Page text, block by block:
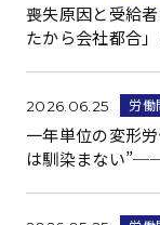
喪失原因と受給
たから会社都合
2026.06.25 労働
一年単位の変形
は馴染まない